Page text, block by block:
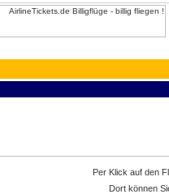
Per Klick auf den
Dort können